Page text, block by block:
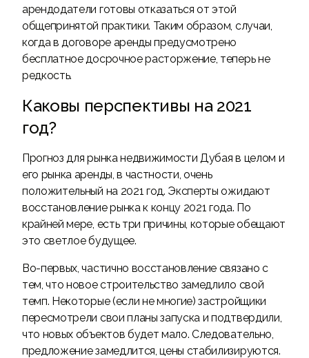
арендодатели готовы отказаться от этой
общепринятой практики. Таким образом, случаи,
когда в договоре аренды предусмотрено
бесплатное досрочное расторжение, теперь не
редкость.
Каковы перспективы на 2021
год?
Прогноз для рынка недвижимости Дубая в целом и
его рынка аренды, в частности, очень
положительный на 2021 год. Эксперты ожидают
восстановление рынка к концу 2021 года. По
крайней мере, есть три причины, которые обещают
это светлое будущее.
Во-первых, частично восстановление связано с
тем, что новое строительство замедлило свой
темп. Некоторые (если не многие) застройщики
пересмотрели свои планы запуска и подтвердили,
что новых объектов будет мало. Следовательно,
предложение замедлится, цены стабилизируются.